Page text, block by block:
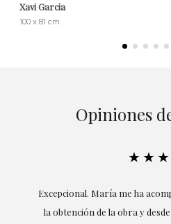
Xavi Garcia
100 x 81 cm
Opiniones
Excepcional. María me ha
la obtención de la obra y desde